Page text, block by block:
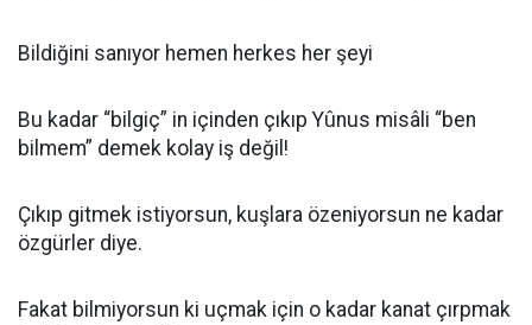
Bildiğini sanıyor hemen herkes her şeyi
Bu kadar “bilgiç” in içinden çıkıp Yûnus misâli “ben
bilmem” demek kolay iş değil!
Çıkıp gitmek istiyorsun, kuşlara özeniyorsun ne kadar
özgürler diye.
Fakat bilmiyorsun ki uçmak için o kadar kanat çırpmak